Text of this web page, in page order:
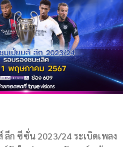
ลีก ซีซั่น 2023/24 ระเบิดเพลง